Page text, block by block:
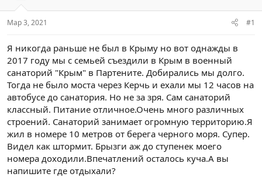
е
м
ч
а
Мар 3, 2021 #1
Я никогда раньше не был в Крыму но вот однажды в
2017 году мы с семьей съездили в Крым в военный
санаторий "Крым" в Партените. Добирались мы долго.
Тогда не было моста через Керчь и ехали мы 12 часов на
автобусе до санатория. Но не за зря. Сам санаторий
классный. Питание отличное.Очень много различных
строений. Санаторий занимает огромную территорию.Я
жил в номере 10 метров от берега черного моря. Супер.
Видел как штормит. Брызги аж до ступенек моего
номера доходили.Впечатлений осталось куча.А вы
напишите где отдыхали?